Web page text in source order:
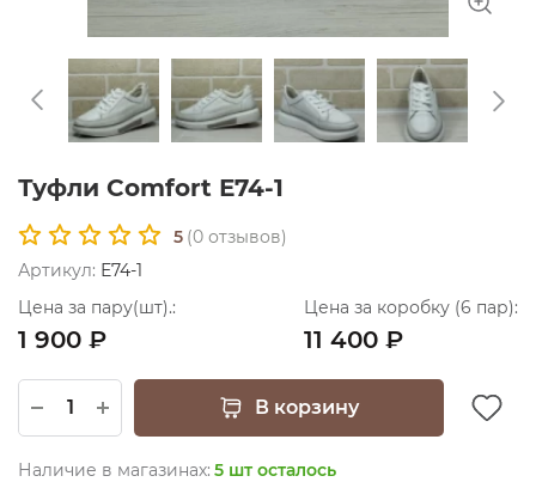
Туфли Comfort Е74-1
5 (0 отзывов)
Артикул: Е74-1
Цена за пару(шт).:
1 900 ₽
Цена за коробку (6 пар):
11 400 ₽
В корзину
Наличие в магазинах: 5 шт осталось